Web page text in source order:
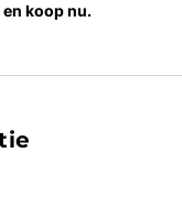
koop nu.